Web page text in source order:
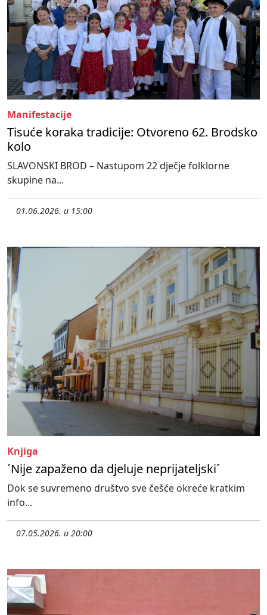
Manifestacije
Tisuće koraka tradicije: Otvoreno 62. Brodsko
kolo
SLAVONSKI BROD – Nastupom 22 dječje folklorne
skupine na...
01.06.2026. u 15:00
Knjiga
´Nije zapaženo da djeluje neprijateljski´
Dok se suvremeno društvo sve češće okreće kratkim
info...
07.05.2026. u 20:00